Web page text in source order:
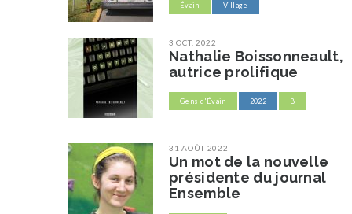
Évain Village
3 OCT. 2022
Nathalie Boissonneault,
autrice prolifique
Gens d'Évain 2022 B
31 AOÛT 2022
Un mot de la nouvelle
présidente du journal
Ensemble